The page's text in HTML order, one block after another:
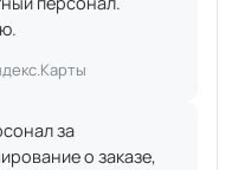
за
о заказе,